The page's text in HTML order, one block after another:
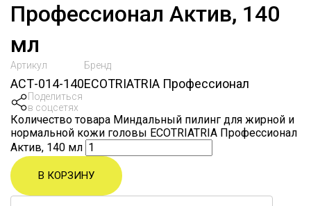
Профессионал Актив, 140
мл
Артикул
АСТ-014-140
Бренд
ECOTRIATRIA Профессионал
Поделиться
в соцсетях
Количество товара Миндальный пилинг для жирной и
нормальной кожи головы ECOTRIATRIA Профессионал
Актив, 140 мл
В КОРЗИНУ